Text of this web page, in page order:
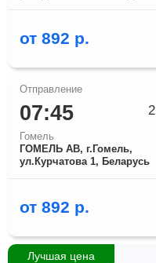
от 892 р.
07:45
Гомель
ГОМЕЛЬ АВ, г.Гомель,
ул.Курчатова 1, Беларусь
2
от 892 р.
Лучшая цена